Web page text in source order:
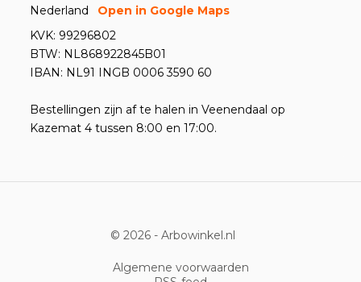
Nederland
Open in Google Maps
KVK: 99296802
BTW: NL868922845B01
IBAN: NL91 INGB 0006 3590 60
Bestellingen zijn af te halen in Veenendaal op
Kazemat 4 tussen 8:00 en 17:00.
© 2026 - Arbowinkel.nl
Algemene voorwaarden